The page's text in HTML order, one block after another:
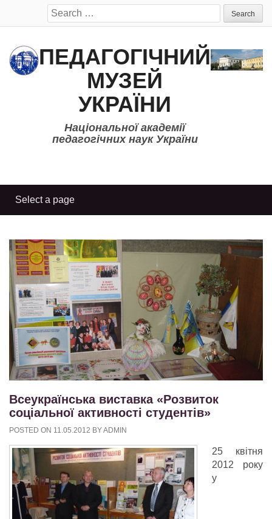
Search
for:
ПЕДАГОГІЧНИЙ
МУЗЕЙ
УКРАЇНИ
Національної академії
педагогічних наук України
Всеукраїнська виставка «Розвиток
соціальної активності студентів»
POSTED ON 11.05.2012 BYADMIN
25 квітня
2012 року
у